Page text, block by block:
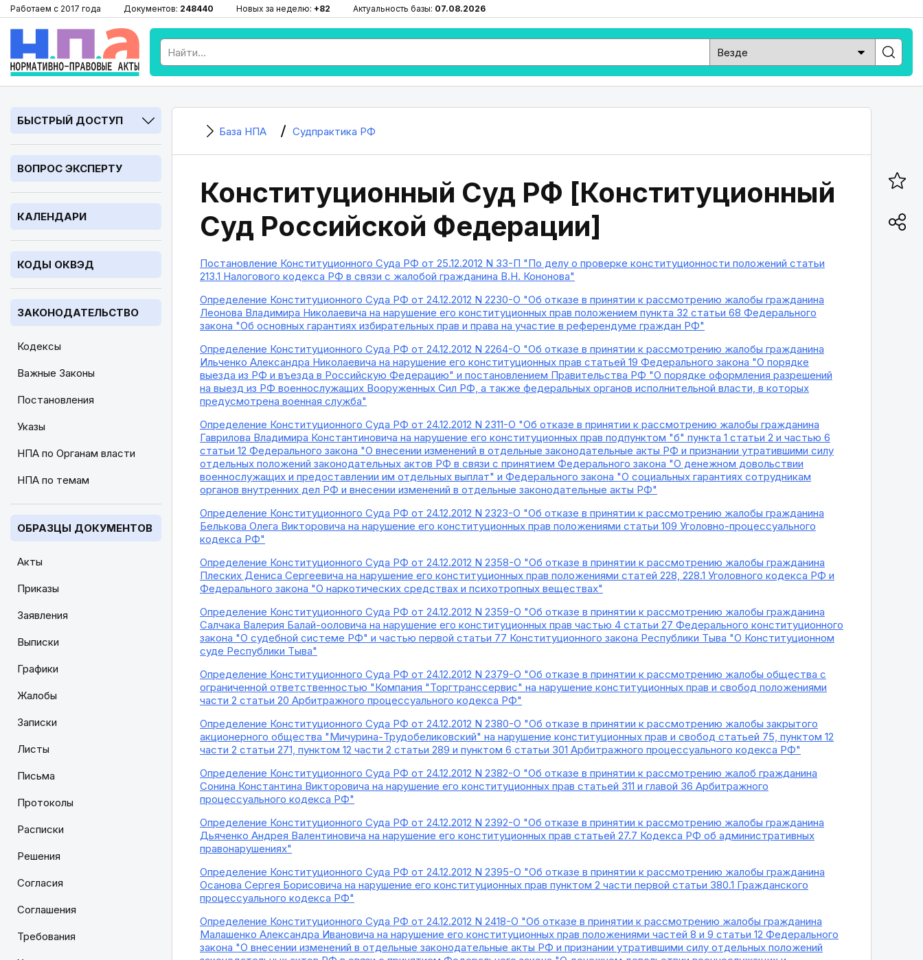
Работаем с 2017 года Документов: 248440 Новых за неделю: +82 Актуальность базы: 07.08.2026
БЫСТРЫЙ ДОСТУП
ВОПРОС ЭКСПЕРТУ
КАЛЕНДАРИ
КОДЫ ОКВЭД
ЗАКОНОДАТЕЛЬСТВО
Кодексы
Важные Законы
Постановления
Указы
НПА по Органам власти
НПА по темам
ОБРАЗЦЫ ДОКУМЕНТОВ
Акты
Приказы
Заявления
Выписки
Графики
Жалобы
Записки
Листы
Письма
Протоколы
Расписки
Решения
Согласия
Соглашения
Требования
База НПА Судпрактика РФ
Конституционный Суд РФ [Конституционный
Суд Российской Федерации]
Постановление Конституционного Суда РФ от 25.12.2012 N 33-П "По делу о проверке конституционности положений статьи
213.1 Налогового кодекса РФ в связи с жалобой гражданина В.Н. Кононова"
Определение Конституционного Суда РФ от 24.12.2012 N 2230-О "Об отказе в принятии к рассмотрению жалобы гражданина
Леонова Владимира Николаевича на нарушение его конституционных прав положением пункта 32 статьи 68 Федерального
закона "Об основных гарантиях избирательных прав и права на участие в референдуме граждан РФ"
Определение Конституционного Суда РФ от 24.12.2012 N 2264-О "Об отказе в принятии к рассмотрению жалобы гражданина
Ильченко Александра Николаевича на нарушение его конституционных прав статьей 19 Федерального закона "О порядке
выезда из РФ и въезда в Российскую Федерацию" и постановлением Правительства РФ "О порядке оформления разрешений
на выезд из РФ военнослужащих Вооруженных Сил РФ, а также федеральных органов исполнительной власти, в которых
предусмотрена военная служба"
Определение Конституционного Суда РФ от 24.12.2012 N 2311-О "Об отказе в принятии к рассмотрению жалобы гражданина
Гаврилова Владимира Константиновича на нарушение его конституционных прав подпунктом "б" пункта 1 статьи 2 и частью 6
статьи 12 Федерального закона "О внесении изменений в отдельные законодательные акты РФ и признании утратившими силу
отдельных положений законодательных актов РФ в связи с принятием Федерального закона "О денежном довольствии
военнослужащих и предоставлении им отдельных выплат" и Федерального закона "О социальных гарантиях сотрудникам
органов внутренних дел РФ и внесении изменений в отдельные законодательные акты РФ"
Определение Конституционного Суда РФ от 24.12.2012 N 2323-О "Об отказе в принятии к рассмотрению жалобы гражданина
Белькова Олега Викторовича на нарушение его конституционных прав положениями статьи 109 Уголовно-процессуального
кодекса РФ"
Определение Конституционного Суда РФ от 24.12.2012 N 2358-О "Об отказе в принятии к рассмотрению жалобы гражданина
Плеских Дениса Сергеевича на нарушение его конституционных прав положениями статей 228, 228.1 Уголовного кодекса РФ и
Федерального закона "О наркотических средствах и психотропных веществах"
Определение Конституционного Суда РФ от 24.12.2012 N 2359-О "Об отказе в принятии к рассмотрению жалобы гражданина
Салчака Валерия Балай-ооловича на нарушение его конституционных прав частью 4 статьи 27 Федерального конституционного
закона "О судебной системе РФ" и частью первой статьи 77 Конституционного закона Республики Тыва "О Конституционном
суде Республики Тыва"
Определение Конституционного Суда РФ от 24.12.2012 N 2379-О "Об отказе в принятии к рассмотрению жалобы общества с
ограниченной ответственностью "Компания "Торгтранссервис" на нарушение конституционных прав и свобод положениями
части 2 статьи 20 Арбитражного процессуального кодекса РФ"
Определение Конституционного Суда РФ от 24.12.2012 N 2380-О "Об отказе в принятии к рассмотрению жалобы закрытого
акционерного общества "Мичурина-Трудобеликовский" на нарушение конституционных прав и свобод статьей 75, пунктом 12
части 2 статьи 271, пунктом 12 части 2 статьи 289 и пунктом 6 статьи 301 Арбитражного процессуального кодекса РФ"
Определение Конституционного Суда РФ от 24.12.2012 N 2382-О "Об отказе в принятии к рассмотрению жалоб гражданина
Сонина Константина Викторовича на нарушение его конституционных прав статьей 311 и главой 36 Арбитражного
процессуального кодекса РФ"
Определение Конституционного Суда РФ от 24.12.2012 N 2392-О "Об отказе в принятии к рассмотрению жалобы гражданина
Дьяченко Андрея Валентиновича на нарушение его конституционных прав статьей 27.7 Кодекса РФ об административных
правонарушениях"
Определение Конституционного Суда РФ от 24.12.2012 N 2395-О "Об отказе в принятии к рассмотрению жалобы гражданина
Осанова Сергея Борисовича на нарушение его конституционных прав пунктом 2 части первой статьи 380.1 Гражданского
процессуального кодекса РФ"
Определение Конституционного Суда РФ от 24.12.2012 N 2418-О "Об отказе в принятии к рассмотрению жалобы гражданина
Малашенко Александра Ивановича на нарушение его конституционных прав положениями частей 8 и 9 статьи 12 Федерального
закона "О внесении изменений в отдельные законодательные акты РФ и признании утратившими силу отдельных положений